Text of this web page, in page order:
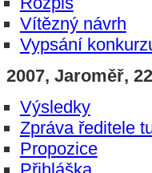
Vítězný návrh
Vypsání
2007, Jaroměř,
Výsledky
Zpráva ředitele
Propozice